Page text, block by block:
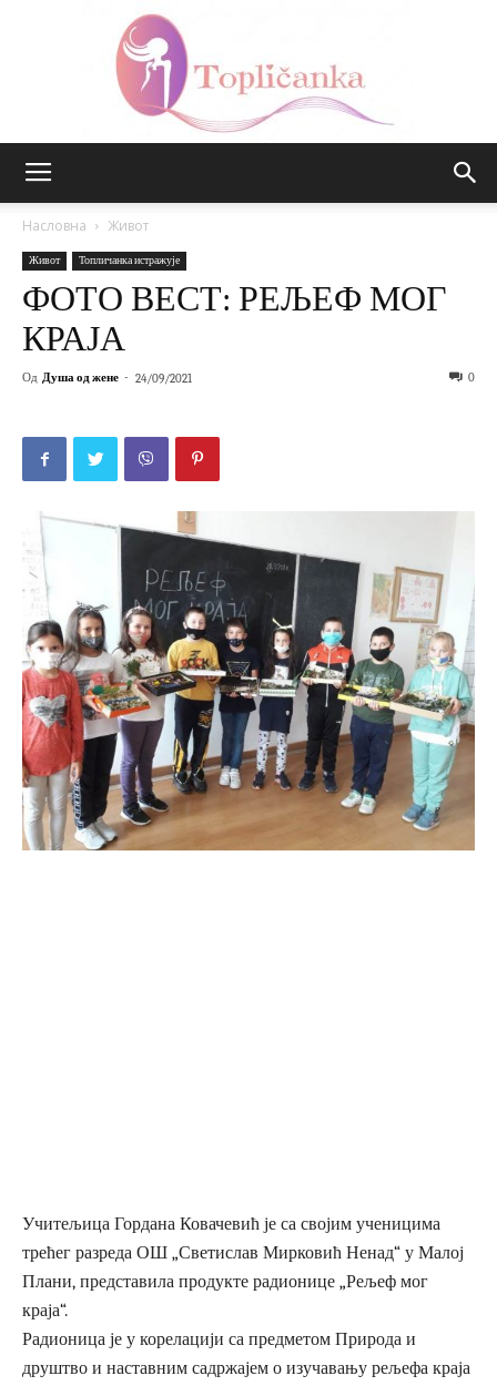
Насловна Живот
Живот Топличанка истражује
ФОТО ВЕСТ: РЕЉЕФ МОГ
КРАЈА
Од Душа од жене - 24/09/2021 0
Учитељица Гордана Ковачевић је са својим ученицима
трећег разреда ОШ „Светислав Мирковић Ненад“ у Малој
Плани, представила продукте радионице „Рељеф мог
краја“.
Радионица је у корелацији са предметом Природа и
друштво и наставним садржајем о изучавању рељефа краја